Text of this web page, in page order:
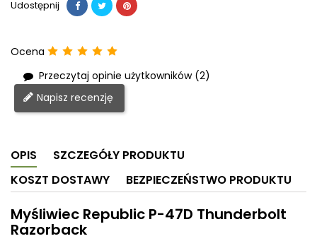
Udostępnij
Ocena
Przeczytaj opinie użytkowników (2)
Napisz recenzję
OPIS
SZCZEGÓŁY PRODUKTU
KOSZT DOSTAWY
BEZPIECZEŃSTWO PRODUKTU
Myśliwiec Republic P-47D Thunderbolt
Razorback